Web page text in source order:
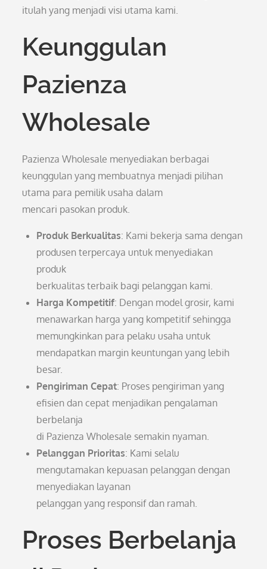
itulah yang menjadi visi utama kami.
Keunggulan
Pazienza
Wholesale
Pazienza Wholesale menyediakan berbagai
keunggulan yang membuatnya menjadi pilihan
utama para pemilik usaha dalam
mencari pasokan produk.
Produk Berkualitas: Kami bekerja sama dengan
produsen terpercaya untuk menyediakan
produk
berkualitas terbaik bagi pelanggan kami.
Harga Kompetitif: Dengan model grosir, kami
menawarkan harga yang kompetitif sehingga
memungkinkan para pelaku usaha untuk
mendapatkan margin keuntungan yang lebih
besar.
Pengiriman Cepat: Proses pengiriman yang
efisien dan cepat menjadikan pengalaman
berbelanja
di Pazienza Wholesale semakin nyaman.
Pelanggan Prioritas: Kami selalu
mengutamakan kepuasan pelanggan dengan
menyediakan layanan
pelanggan yang responsif dan ramah.
Proses Berbelanja